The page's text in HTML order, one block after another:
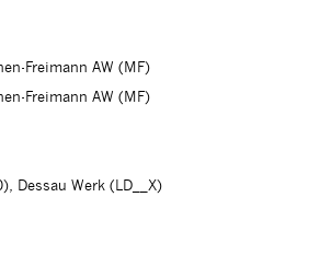
Freimann AW (MF)
Freimann AW (MF)
Dessau Werk (LD__X)